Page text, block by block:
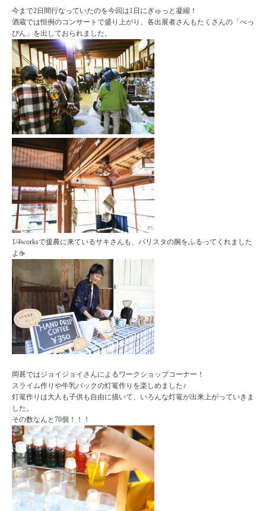
今まで2日間行なっていたのを今回は1日にぎゅっと凝縮！
酒蔵では恒例のコンサートで盛り上がり、各出展者さんもたくさんの「べっ
ぴん」を出しておられました。
1/4worksで援農に来ているサキさんも、バリスタの腕をふるってくれました
よ☕️
岡甚ではジョイジョイさんによるワークショップコーナー！
スライム作りや牛乳パックの灯篭作りを楽しめました♪
灯篭作りは大人も子供も自由に描いて、いろんな灯篭が出来上がっていきま
した。
その数なんと70個！！！